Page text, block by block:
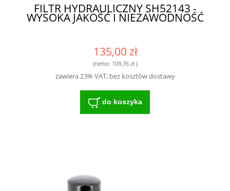
FILTR HYDRAULICZNY SH52143 -
WYSOKA JAKOŚĆ I NIEZAWODNOŚĆ
135,00 zł
(netto: 109,76 zł)
zawiera 23% VAT, bez kosztów dostawy
do koszyka